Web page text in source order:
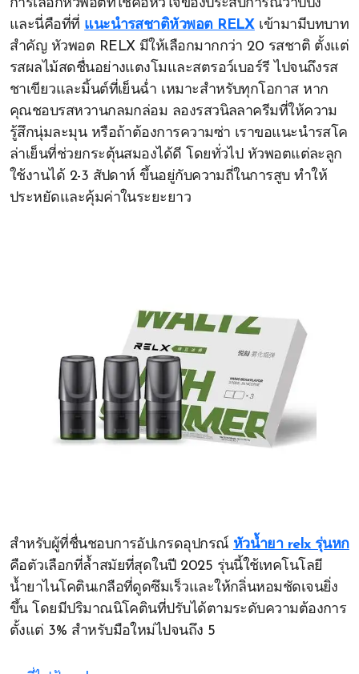
การเลือกหัวพอตที่ใช่คือหัวใจของประสบการณ์วาปปิ้ง
และนี่คือที่ที่ แนะนำรสชาติหัวพอต RELXเข้ามามีบทบาท
สำคัญ หัวพอต RELX มีให้เลือกมากกว่า 20 รสชาติ ตั้งแต่
รสผลไม้สดชื่นอย่างแตงโมและสตรอว์เบอร์รี ไปจนถึงรส
ชาเขียวและมิ้นต์ที่เย็นฉ่ำ เหมาะสำหรับทุกโอกาส หาก
คุณชอบรสหวานกลมกล่อม ลองรสวนิลลาครีมที่ให้ความ
รู้สึกนุ่มละมุน หรือถ้าต้องการความซ่า เราขอแนะนำรสโค
ล่าเย็นที่ช่วยกระตุ้นสมองได้ดี โดยทั่วไป หัวพอตแต่ละลูก
ใช้งานได้ 2-3 สัปดาห์ ขึ้นอยู่กับความถี่ในการสูบ ทำให้
ประหยัดและคุ้มค่าในระยะยาว
สำหรับผู้ที่ชื่นชอบการอัปเกรดอุปกรณ์ หัวน้ำยา relx รุ่นหก
คือตัวเลือกที่ล้ำสมัยที่สุดในปี 2025 รุ่นนี้ใช้เทคโนโลยี
น้ำยาไนโคตินเกลือที่ดูดซึมเร็วและให้กลิ่นหอมชัดเจนยิ่ง
ขึ้น โดยมีปริมาณนิโคตินที่ปรับได้ตามระดับความต้องการ
ตั้งแต่ 3% สำหรับมือใหม่ไปจนถึง 5